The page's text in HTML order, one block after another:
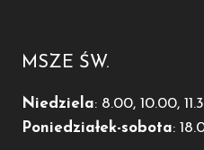
MSZE ŚW.
Niedziela: 8.00, 10.00,
Poniedziałek-sobota: